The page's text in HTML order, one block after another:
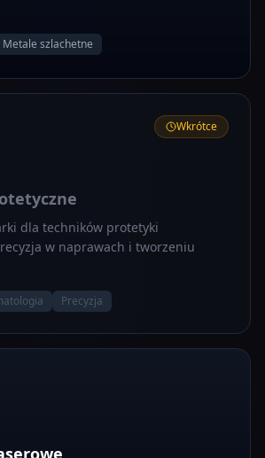
Metale szlachetne
Wkrótce
dla techników protetyki
w naprawach i tworzeniu
Precyzja